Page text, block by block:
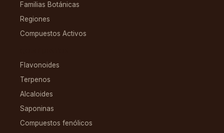
Familias Botánicas
Regiones
Compuestos Activos
Flavonoides
Terpenos
Alcaloides
Saponinas
Compuestos fenólicos